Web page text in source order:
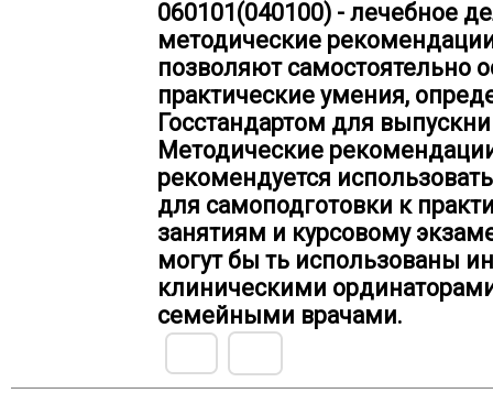
060101(040100) - лечебное
методические
позволяют самостоятельно
практические умения,
Госстандартом для
Методические
рекомендуется
для самоподготовки к
занятиям и курсовому
могут бы ть использованы
клиническими
семейными врачами.